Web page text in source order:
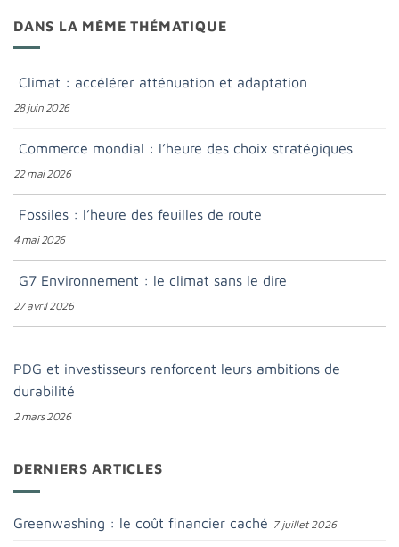
DANS LA MÊME THÉMATIQUE
Climat : accélérer atténuation et adaptation
28 juin 2026
Commerce mondial : l’heure des choix stratégiques
22 mai 2026
Fossiles : l’heure des feuilles de route
4 mai 2026
G7 Environnement : le climat sans le dire
27 avril 2026
PDG et investisseurs renforcent leurs ambitions de
durabilité
2 mars 2026
DERNIERS ARTICLES
Greenwashing : le coût financier caché 7 juillet 2026